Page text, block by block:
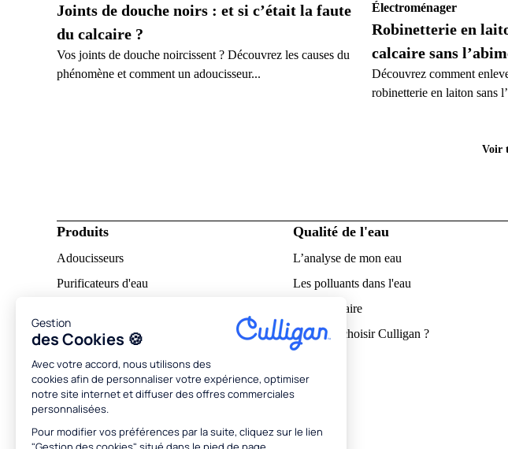
Gestion
des Cookies 🍪
Avec votre accord, nous utilisons des
cookies afin de personnaliser votre expérience, optimiser
notre site internet et diffuser des offres commerciales
personnalisées.
Pour modifier vos préférences par la suite, cliquez sur le lien
Joints de douche noirs : et si c’était la faute
du calcaire ?
Vos joints de douche noircissent ? Découvrez les causes du
phénomène et comment un adoucisseur...
Électroménager
Robinetterie en
calcaire sans
Découvrez comment
robinetterie en laiton sans
Voir
Produits
Adoucisseurs
Purificateurs d'eau
Qualité de l'eau
L’analyse de mon eau
Les polluants dans l'eau
L’eau calcaire
Pourquoi choisir Culligan ?
À propos
Découvrir Culligan
RSE
Conseils et astuces